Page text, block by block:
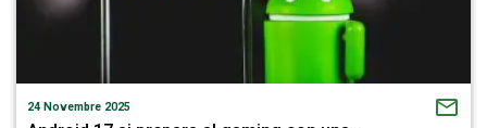
24 Novembre 2025